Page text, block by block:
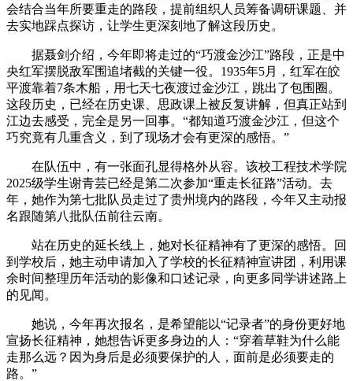
会结合当年所要重走的路段，提前组织人员筹备调研课题、并
去实地踩点探访，让学生更深刻地了解这段历史。
据聂剑介绍，今年即将走过的“巧渡金沙江”路段，正是中
央红军摆脱敌军围追堵截的关键一役。1935年5月，红军在皎
平渡靠着7条木船，用七天七夜渡过金沙江，跳出了包围圈。
这段历史，已经在历史课、思政课上被反复讲解，但真正站到
江边去感受，完全是另一回事。“都知道巧渡金沙江，但这个
巧究竟有几重含义，到了现场才会有更深的感悟。”
在队伍中，有一张面孔显得格外从容。该校工程技术学院
2025级学生谢青芸已经是第二次参加“重走长征路”活动。去
年，她作为第七批队员走过了贵州境内的路段，今年又主动报
名跟随第八批队伍前往云南。
站在历史的延长线上，她对长征精神有了更深的感悟。回
到学校后，她主动申请加入了学校的长征精神宣讲团，利用课
余时间整理历年活动的影像和口述记录，向更多同学讲述路上
的见闻。
她说，今年再次报名，是希望能以“记录者”的身份更好地
宣扬长征精神，她想告诉更多身边的人：“穿着草鞋为什么能
走那么远？因为身后是必须要保护的人，面前是必须要走的
路。”